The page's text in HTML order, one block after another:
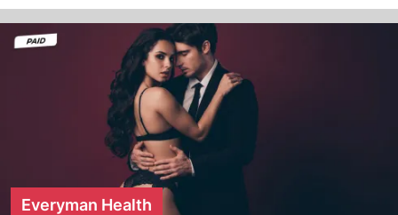
Everyman Health